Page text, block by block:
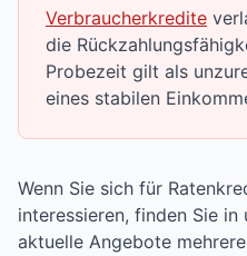
Verbraucherkredite
die
Probezeit gilt als
eines stabilen
Wenn Sie sich für
interessieren, finden Sie in
aktuelle Angebote